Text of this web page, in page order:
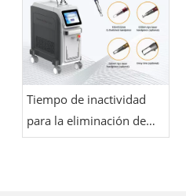
Tiempo de inactividad
para la eliminación de
tatuajes con láser: qué